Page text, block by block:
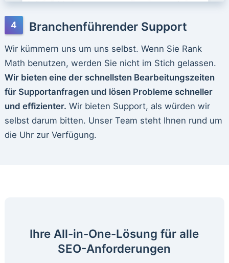
Branchenführender Support
Wir kümmern uns um uns selbst. Wenn Sie Rank
Math benutzen, werden Sie nicht im Stich gelassen.
Wir bieten eine der schnellsten Bearbeitungszeiten
für Supportanfragen und lösen Probleme schneller
und effizienter. Wir bieten Support, als würden wir
selbst darum bitten. Unser Team steht Ihnen rund um
die Uhr zur Verfügung.
Ihre All-in-One-Lösung für alle
SEO-Anforderungen